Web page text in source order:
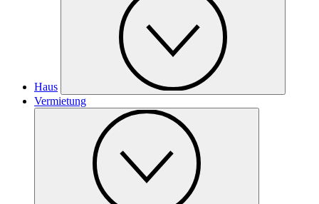
Haus
Vermietung